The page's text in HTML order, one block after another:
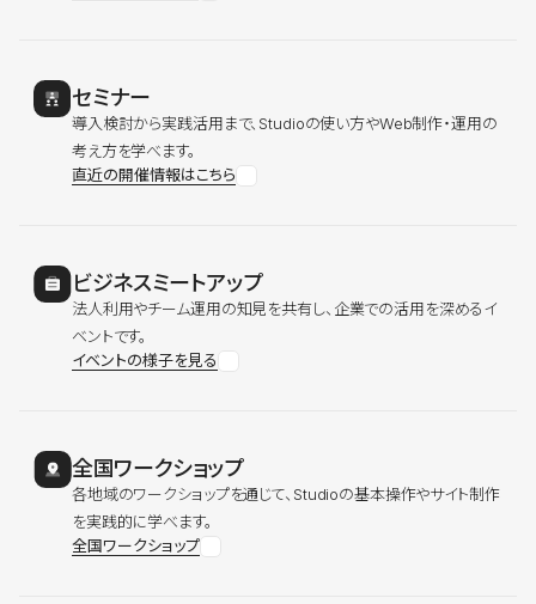
セミナー
導入検討から実践活用まで、Studioの使い方やWeb制作・運用の
考え方を学べます。
直近の開催情報はこちら
ビジネスミートアップ
法人利用やチーム運用の知見を共有し、企業での活用を深めるイ
ベントです。
イベントの様子を見る
全国ワークショップ
各地域のワークショップを通じて、Studioの基本操作やサイト制作
を実践的に学べます。
全国ワークショップ